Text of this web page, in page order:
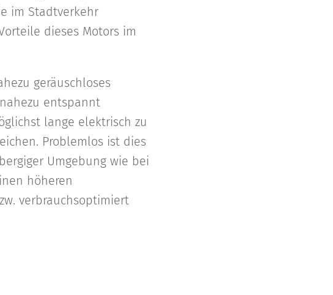
im Stadtverkehr
dieses Motors im
geräuschloses
entspannt
lange elektrisch zu
Problemlos ist dies
Umgebung wie bei
höheren
verbrauchsoptimiert